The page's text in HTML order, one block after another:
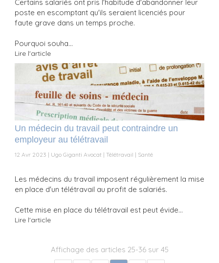
Certains salariés ont pris l'habitude d'abandonner leur
poste en escomptant qu'ils seraient licenciés pour
faute grave dans un temps proche.
Pourquoi souha...
Lire l'article
Un médecin du travail peut contraindre un
employeur au télétravail
12 Avr 2023 Ugo Giganti Avocat Télétravail Santé
Les médecins du travail imposent régulièrement la mise
en place d'un télétravail au profit de salariés.
Cette mise en place du télétravail est peut évide...
Lire l'article
Affichage des articles 25-36 sur 45